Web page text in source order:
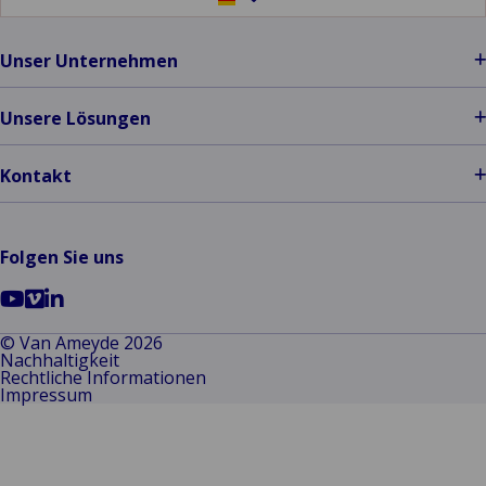
to
Unser Unternehmen
Unsere Lösungen
Kontakt
Folgen Sie uns
Go
to
YouTube
Go
to
Vimeo
Go
to
LinkedIn
© Van Ameyde 2026
Nachhaltigkeit
Rechtliche Informationen
Impressum